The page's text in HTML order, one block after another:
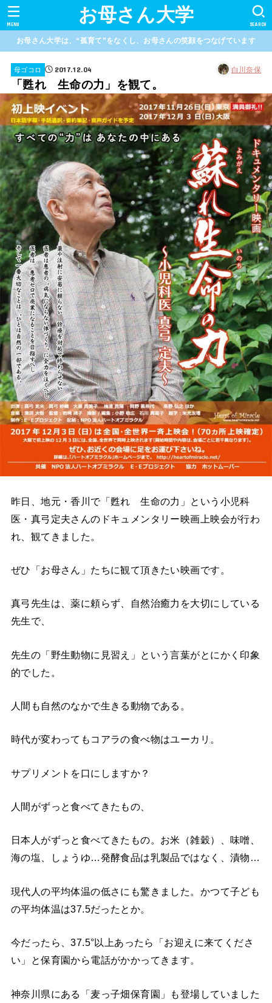
お母さん大学 SEARCH
MENU
お母さん大学は、“孤育て”をなくし、お母さんの笑顔をつなげています
母ゴコロ 2017.12.04 白川奈保
「甦れ 生命の力」を観て。
昨日、地元・香川で「甦れ 生命の力」という小児科
医・真弓定夫さんのドキュメンタリー映画上映会が行わ
れ、観てきました。
ぜひ「お母さん」たちに観て頂きたい映画です。
真弓先生は、薬に頼らず、自然治癒力を大切にしている
先生で、
先生の「野生動物に見習え」という言葉がとにかく印象
的でした。
人間も自然のなかで生きる動物である。
時代が変わってもコアラの食べ物はユーカリ。
サプリメントを口にしますか？
人間がずっと食べてきたもの、
日本人がずっと食べてきたもの。お米（雑穀）、味噌、
海の塩、しょうゆ…発酵食品は乳製品ではなく、漬物…
現代人の平均体温の低さにも驚きました。かつて子ども
の平均体温は37.5だったとか。
今だったら、37.5°以上あったら「お迎えに来てくださ
い」と保育園から電話がかかってきます。
神奈川県にある「麦っ子畑保育園」も登場していました